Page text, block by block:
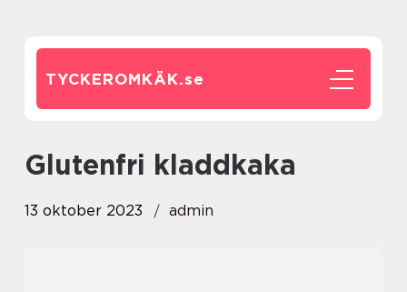
TYCKEROMKÄK.se
glutenfri kladdkaka
13 oktober 2023 admin